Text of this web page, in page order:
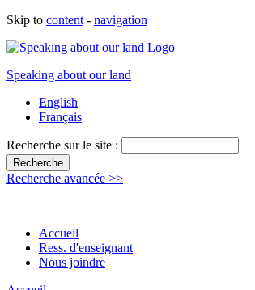
Skip to content - navigation
Speaking about our land
English
Français
Recherche sur le site :
Recherche avancée >>
Accueil
Ress. d'enseignant
Nous joindre